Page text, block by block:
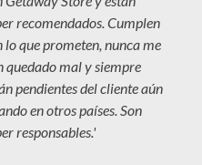
recomendados. Cumplen
lo que prometen, nunca me
quedado mal y siempre
pendientes del cliente aún
en otros países. Son
responsables.'